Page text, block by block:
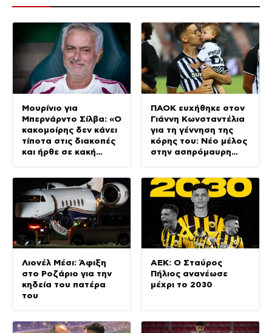
Μουρίνιο για
Μπερνάρντο Σίλβα: «Ο
κακομοίρης δεν κάνει
τίποτα στις διακοπές
και ήρθε σε κακή
ΠΑΟΚ ευχήθηκε στον
Γιάννη Κωνσταντέλια
για τη γέννηση της
κόρης του: Νέο μέλος
στην ασπρόμαυρη
Λιονέλ Μέσι: Άφιξη
στο Ροζάριο για την
κηδεία του πατέρα
του
ΑΕΚ: Ο Σταύρος
Πήλιος ανανέωσε
μέχρι το 2030